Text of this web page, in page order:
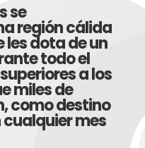
se
región cálida
les dota de un
todo el
a los
miles de
como destino
cualquier mes